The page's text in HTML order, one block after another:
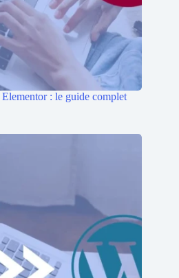
: le guide complet